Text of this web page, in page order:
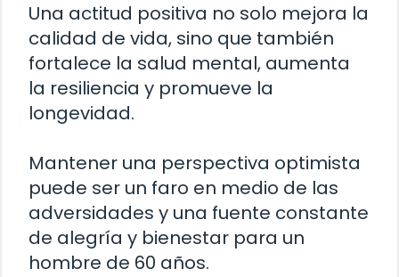
Una actitud positiva no solo mejora la
calidad de vida, sino que también
fortalece la salud mental, aumenta
la resiliencia y promueve la
longevidad.
Mantener una perspectiva optimista
puede ser un faro en medio de las
adversidades y una fuente constante
de alegría y bienestar para un
hombre de 60 años.